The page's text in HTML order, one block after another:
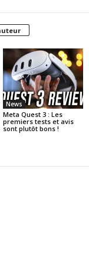
News
Meta Quest 3 : Les
premiers tests et avis
sont plutôt bons !